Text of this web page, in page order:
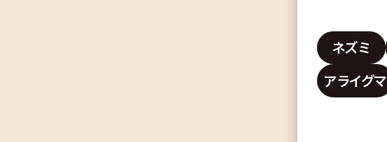
ネズミ
アライグマ